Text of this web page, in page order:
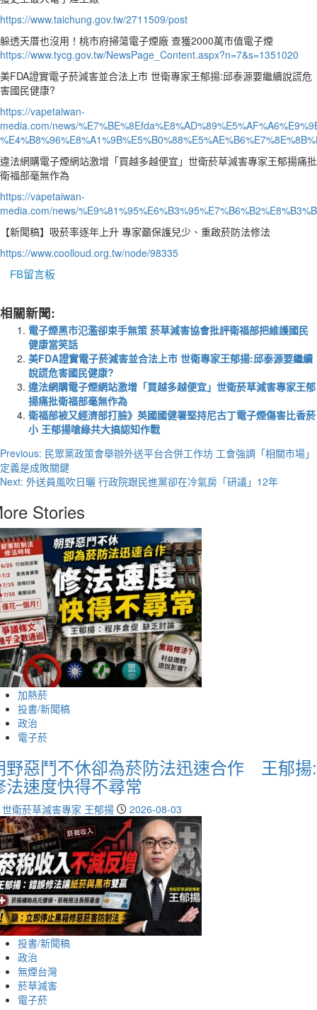
https://www.taichung.gov.tw/2711509/post
躲透天厝也沒用！桃市府掃蕩電子煙廠 查獲2000萬市值電子煙
https://www.tycg.gov.tw/NewsPage_Content.aspx?n=7&s=1351020
美FDA證實電子菸減害並合法上市 世衛專家王郁揚:邱泰源要繼續說謊危
害國民健康?
https://vapetaiwan-
media.com/news/
違法網購電子煙網站激增「買越多越便宜」世衛菸草減害專家王郁揚痛批
衛福部毫無作為
https://vapetaiwan-
media.com/news/
【新聞稿】吸菸率逐年上升 專家籲保護兒少、重啟菸防法修法
https://www.coolloud.org.tw/node/98335
FB留言板
相關新聞:
電子煙黑市氾濫卻束手無策 菸草減害協會批評衛福部把維護國民
健康當笑話
美FDA證實電子菸減害並合法上市 世衛專家王郁揚:邱泰源要繼續
說謊危害國民健康?
違法網購電子煙網站激增「買越多越便宜」世衛菸草減害專家王郁
揚痛批衛福部毫無作為
衛福部被又經濟部打臉》英國國健署堅持尼古丁電子煙傷害比香菸
小 王郁揚嗆綠共大搞認知作戰
Post
navigation
Previous: 民眾黨政策會舉辦外送平台合併工作坊 工會強調「相關市場」
定義是成敗關鍵
Next: 外送員風吹日曬 行政院跟民進黨卻在冷氣房「研議」12年
Stories
加熱菸
投書/新聞稿
政治
電子菸
野惡鬥不休卻為菸防法迅速合作 王郁揚:
法速度快得不尋常
世衛菸草減害專家 王郁揚 2026-08-03
投書/新聞稿
政治
無煙台灣
菸草減害
電子菸